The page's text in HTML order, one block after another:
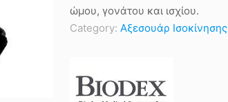
ώμου, γονάτου και ισχίου.
Category: Αξεσουάρ Ισοκίνησης